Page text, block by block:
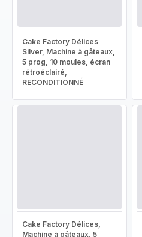
Cake Factory Délices
Silver, Machine à gâteaux,
5 prog, 10 moules, écran
rétroéclairé,
RECONDITIONNÉ
Cake Factory Délices,
Machine à gâteaux, 5